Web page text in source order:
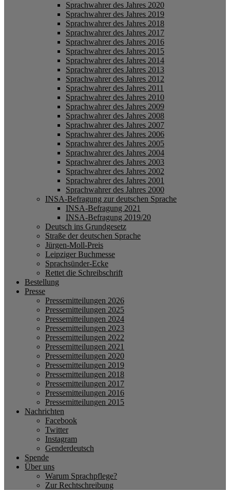
Sprachwahrer des Jahres 2020
Sprachwahrer des Jahres 2019
Sprachwahrer des Jahres 2018
Sprachwahrer des Jahres 2017
Sprachwahrer des Jahres 2016
Sprachwahrer des Jahres 2015
Sprachwahrer des Jahres 2014
Sprachwahrer des Jahres 2013
Sprachwahrer des Jahres 2012
Sprachwahrer des Jahres 2011
Sprachwahrer des Jahres 2010
Sprachwahrer des Jahres 2009
Sprachwahrer des Jahres 2008
Sprachwahrer des Jahres 2007
Sprachwahrer des Jahres 2006
Sprachwahrer des Jahres 2005
Sprachwahrer des Jahres 2004
Sprachwahrer des Jahres 2003
Sprachwahrer des Jahres 2002
Sprachwahrer des Jahres 2001
Sprachwahrer des Jahres 2000
INSA-Befragung zur deutschen Sprache
INSA-Befragung 2021
INSA-Befragung 2019/20
Deutsch ins Grundgesetz
Straße der deutschen Sprache
Jürgen-Moll-Preis
Leipziger Buchmesse
Sprachsünder-Ecke
Rettet die Schreibschrift
Bestellung
Presse
Pressemitteilungen 2026
Pressemitteilungen 2025
Pressemitteilungen 2024
Pressemitteilungen 2023
Pressemitteilungen 2022
Pressemitteilungen 2021
Pressemitteilungen 2020
Pressemitteilungen 2019
Pressemitteilungen 2018
Pressemitteilungen 2017
Pressemitteilungen 2016
Pressemitteilungen 2015
Nachrichten
Facebook
Twitter
Instagram
Genderdeutsch
Spende
Über uns
Warum Sprachpflege?
Zur Rechtschreibung